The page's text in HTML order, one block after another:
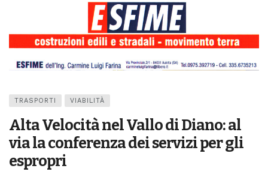
TRASPORTI VIABILITÀ
Alta Velocità nel Vallo di Diano: al
via la conferenza dei servizi per gli
espropri